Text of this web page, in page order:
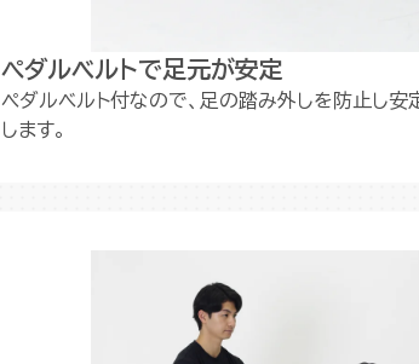
ペダルベルトで足元が安定
ペダルベルト付なので、足の踏み外しを防止し安
します。